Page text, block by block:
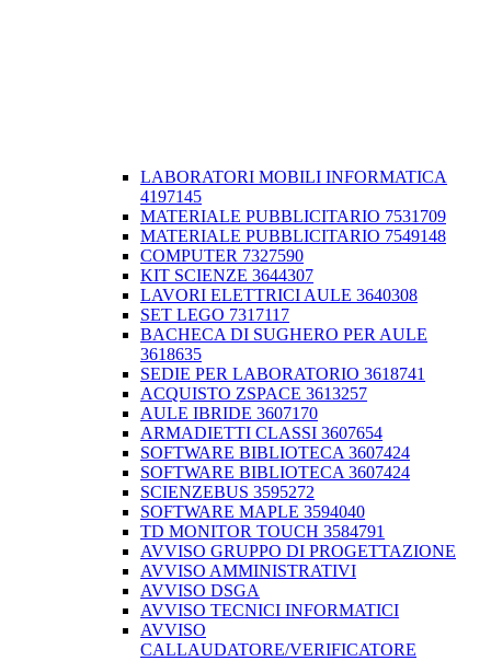
LABORATORI MOBILI INFORMATICA
4197145
MATERIALE PUBBLICITARIO 7531709
MATERIALE PUBBLICITARIO 7549148
COMPUTER 7327590
KIT SCIENZE 3644307
LAVORI ELETTRICI AULE 3640308
SET LEGO 7317117
BACHECA DI SUGHERO PER AULE
3618635
SEDIE PER LABORATORIO 3618741
ACQUISTO ZSPACE 3613257
AULE IBRIDE 3607170
ARMADIETTI CLASSI 3607654
SOFTWARE BIBLIOTECA 3607424
SOFTWARE BIBLIOTECA 3607424
SCIENZEBUS 3595272
SOFTWARE MAPLE 3594040
TD MONITOR TOUCH 3584791
AVVISO GRUPPO DI PROGETTAZIONE
AVVISO AMMINISTRATIVI
AVVISO DSGA
AVVISO TECNICI INFORMATICI
AVVISO
CALLAUDATORE/VERIFICATORE